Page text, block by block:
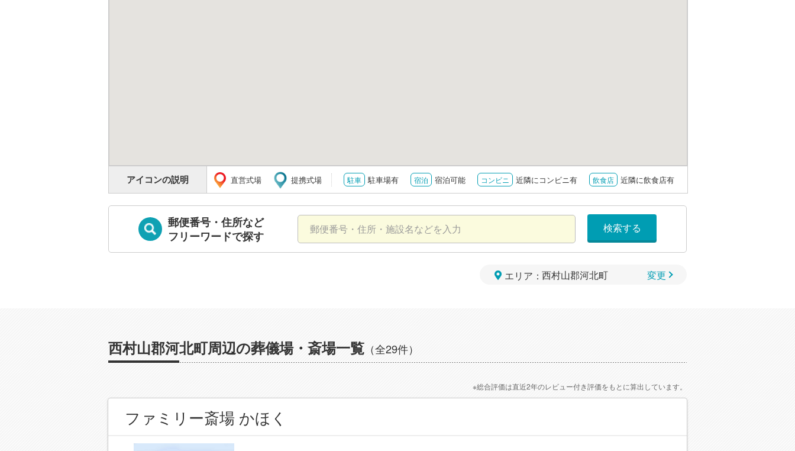
アイコンの説明 直営式場 提携式場 駐車 駐車場有 宿泊 宿泊可能 コンビニ 近隣にコンビニ有 飲食店 近隣に飲食店有
郵便番号・住所など
フリーワードで探す
検索する
エリア： 変更
西村山郡河北町周辺の葬儀場・斎場一覧 （全29件）
※総合評価は直近2年のレビュー付き評価をもとに算出しています。
ファミリー斎場 かほく